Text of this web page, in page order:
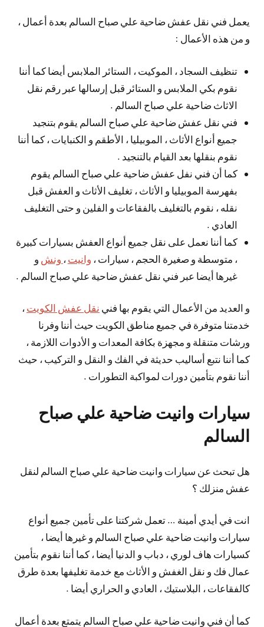
يعمل فني نقل عفش ضاحية علي صباح السالم بعدة أعمال ،
و من هذه الأعمال :
تنظيف السجاد ، الموكيت ، الستائر الملابس أيضا كما أننا
نقوم بكي الملابس و الستائر قبل إرسالها عبر رقم نقل
الاثاث ضاحية علي صباح السالم .
فني نقل عفش ضاحية علي صباح السالم يقوم بتنجيد
جميع أنواع الأثاث ، الموبيليا ، الأطقم و الكنبايات ، كما أننا
نقوم بنقلها بعد القيام بالتنجيد .
كما أن فني نفل عفش ضاحية علي صباح السالم يقوم
بفهرسة الموبيليا و الأثاث ، تغليف الأثاث و العفش قبل
نقله ، نقوم بالتغليف بالفقاعات و الفلين و حتى التغليف
العادي .
كما أننا نعمل على نقل جميع أنواع العفش بسيارات كبيرة
، متوسطة و صغيرة الحجم ، سيارات ، وانيت ، ونش و
غيرها أيضا عبر فني نقل عفش ضاحية علي صباح السالم .
و العديد من الأعمال التي يقوم بها فني نقل عفش الكويت ،
خدمتنا متوفرة في جميع مناطق الكويت حيث أننا وفرنا
ورشات متنقلة و مجهزة بكافة المعدات و الأدوات اللازمة ،
كما أننا نتبع أساليب حديثة في الفك و النقل و التركيب ، حيث
أننا نقوم بتأمين دورات لمواكبة التطورات .
سيارات وانيت ضاحية علي صباح
السالم
هل تبحث عن سيارات وانيت ضاحية علي صباح السالم لنقل
عفش منزلك ؟
انت في أيدي أمينة … تعمل شركتنا على تأمين جميع أنواع
سيارات وانيت ضاحية علي صباح السالم و غيرها أيضا ،
كسيارات هاف لوري ، دباب و الدنيا أيضا ، كما أننا نقوم بتأمين
عمال فك و نقل الغفش و الأثاث مع خدمة تغليفها بعدة طرق
كالفقاعات ، البلاستيك ، العادي و الحراري أيضا .
كما أن فني وانيت ضاحية علي صباح السالم يتمتع بعدة أعمال